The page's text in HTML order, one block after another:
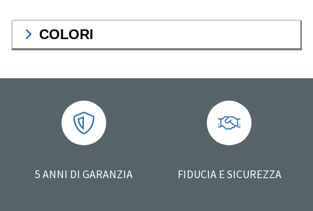
COLORI
5 ANNI DI GARANZIA FIDUCIA E SICUREZZA